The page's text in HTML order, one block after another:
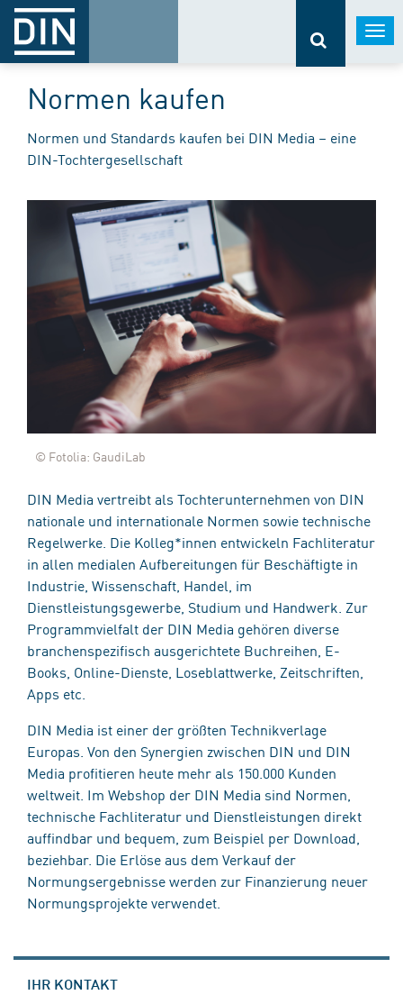
Normen kaufen
Normen und Standards kaufen bei DIN Media – eine
DIN-Tochtergesellschaft
© Fotolia: GaudiLab
DIN Media vertreibt als Tochterunternehmen von DIN
nationale und internationale Normen sowie technische
Regelwerke. Die Kolleg*innen entwickeln Fachliteratur
in allen medialen Aufbereitungen für Beschäftigte in
Industrie, Wissenschaft, Handel, im
Dienstleistungsgewerbe, Studium und Handwerk. Zur
Programmvielfalt der DIN Media gehören diverse
branchenspezifisch ausgerichtete Buchreihen, E-
Books, Online-Dienste, Loseblattwerke, Zeitschriften,
Apps etc.
DIN Media ist einer der größten Technikverlage
Europas. Von den Synergien zwischen DIN und DIN
Media profitieren heute mehr als 150.000 Kunden
weltweit. Im Webshop der DIN Media sind Normen,
technische Fachliteratur und Dienstleistungen direkt
auffindbar und bequem, zum Beispiel per Download,
beziehbar. Die Erlöse aus dem Verkauf der
Normungsergebnisse werden zur Finanzierung neuer
Normungsprojekte verwendet.
IHR KONTAKT